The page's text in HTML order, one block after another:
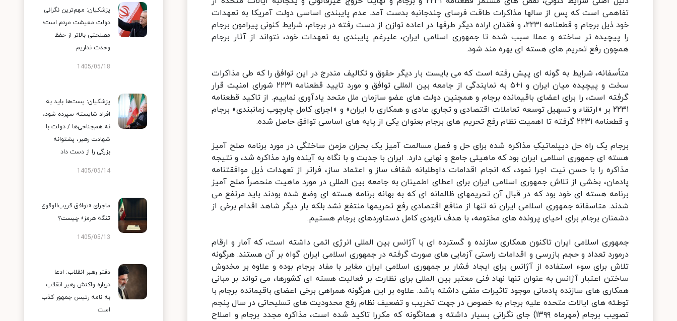
تفاهمی است که پس از سالها مذاکرات طاقت فرسای چندجانبه بدست آمد. عدم پایبندی اساسی دولت آمریکا به تعهدات
خود ذیل برجام و قطعنامه ۲۲۳۱، و فقدان اراده دیگر طرفها در اعاده توازن از دست رفته در برجام، شرایط کنونی پیرامون برجام
را پیچیده تر ساخته و عملا سبب شده تا جمهوری اسلامی ایران، علیرغم پایبندی به تعهدات خود، نتواند از آثار برجام
همچون رفع تحریم های هسته ای بهره مند شود.
متأسفانه، شرایط به گونه ای پیش رفته است که می بایست بار دیگر حقوق و تکالیف مندرج در این توافق را که طی مذاکرات
سخت و پیچیده میان ایران و ۱+۵ به نمایندگی از جامعه بین المللی توافق و مورد تایید قطعنامه ۲۲۳۱ شورای امنیت قرار
گرفته است، را برای اعضای باقیمانده برجام و همچنین دولت های عضو سازمان ملل متحد یادآوری نماییم. از تاکید قطعنامه
۲۲۳۱ بر «ارتقاء و تسهیل توسعه تعاملات اقتصادی و تجاریِ عادی و همکاری با ایران» و «اجرای کامل چارچوب زمانبندی» برجام
و قطعنامه ۲۲۳۱ گرفته تا اهمیت نظام رفع تحریم های برجام بعنوان یکی از پایه های اساسی توافق حاصل شده.
برجام یک راه حل دیپلماتیکِ مذاکره شده برای حل و فصل مسالمت آمیز یک بحران مزمن ساختگی در مورد برنامه صلح آمیز
هسته ای جمهوری اسلامی ایران بود که ماهیتی جامع و نهایی دارد. ایران با جدیت و با نگاه به آینده وارد مذاکره شد، و نتیجه
مذاکره را با حسن نیت اجرا نمود، که انجام اقدامات داوطلبانه شفاف ساز و اعتماد ساز، فراتر از تعهدات ذیل موافقتنامه
پادمان، بخشی از تلاش جمهوری اسلامی ایران برای اعطای اطمینان به جامعه بین المللی در مورد ماهیت منحصراٌ صلح آمیز
برنامه هسته ای خود بود که در قبال آن تحریمهای ظالمانه ای که به بهانه برنامه هسته ای وضع شده بودند باید مرتفع می
شدند. متاسفانه جمهوری اسلامی ایران نه تنها از منافع اقتصادی رفع تحریمها منتفع نشد بلکه بار دیگر شاهد اقدام برخی از
دشمنان برجام برای احیای پرونده های مختومه، با هدف نابودی کامل دستاوردهای برجام هستیم.
جمهوری اسلامی ایران تاکنون همکاری سازنده و گسترده ای با آژانس بین المللی انرژی اتمی داشته است، که آمار و ارقام
درمورد تعداد و حجم بازرسی و اقدامات راستی آزمایی های صورت گرفته در جمهوری اسلامی ایران گواه بر آن هستند. هرگونه
تلاش برای سوء استفاده از آژانس برای ایجاد فشار بر جمهوری اسلامی ایران مغایر با مفاد برجام بوده و علاوه بر مخدوش
ساختن اعتبار آژانس به عنوان تنها نهاد فنی معتبر بین المللی برای نظارت بر فعالیت هسته ای کشورها، می تواند بر مبانی
همکاری های سازنده پادمانی موجود تاثیرات منفی داشته باشد. علاوه بر این هرگونه همراهی برخی اعضای باقیمانده برجام با
توطئه های ایالات متحده علیه برجام به خصوص در جهت تخریب و تضعیف نظام رفع محدودیت های تسلیحاتی در سال پنجم
تصویب برجام (مهرماه ۱۳۹۹) جای نگرانی بسیار داشته و همانگونه که مکررا تاکید شده است، مذاکره مجدد برجام و اصلاح
پزشکیان: مهم‌ترین نگرانی
دولت معیشت مردم است؛
مصلحتی بالاتر از حفظ
وحدت نداریم
1405/05/18
پزشکیان: پست‌ها باید به
افراد شایسته سپرده شود،
نه هم‌جناحی‌ها / دولت با
شهادت رهبر، پشتوانه
بزرگی را از دست داد
1405/05/14
ماجرای «توافق قریب‌الوقوع
تنگه هرمز» چیست؟
1405/05/13
دفتر رهبر انقلاب: ادعا
درباره واکنش رهبر انقلاب
به نامه رئیس جمهور کذب
است